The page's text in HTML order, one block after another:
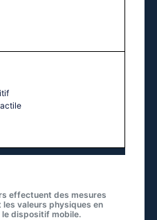
effectuent des mesures
valeurs physiques en
dispositif mobile.